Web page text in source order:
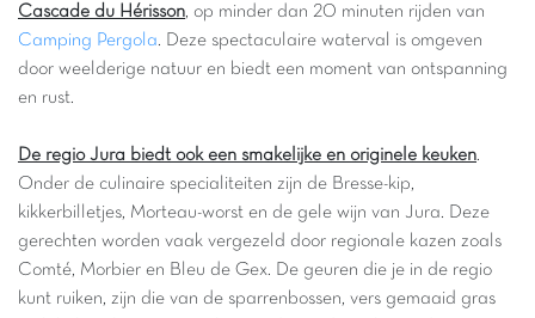
Cascade du Hérisson, op minder dan 20 minuten rijden van
Camping Pergola. Deze spectaculaire waterval is omgeven
door weelderige natuur en biedt een moment van ontspanning
en rust.
De regio Jura biedt ook een smakelijke en originele keuken.
Onder de culinaire specialiteiten zijn de Bresse-kip,
kikkerbilletjes, Morteau-worst en de gele wijn van Jura. Deze
gerechten worden vaak vergezeld door regionale kazen zoals
Comté, Morbier en Bleu de Gex. De geuren die je in de regio
kunt ruiken, zijn die van de sparrenbossen, vers gemaaid gras